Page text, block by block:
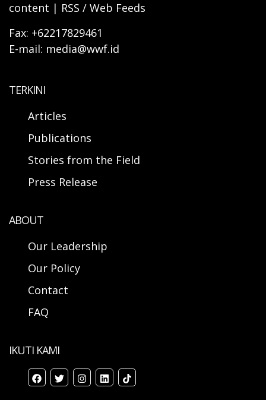
content | RSS / Web Feeds
Fax: +62217829461
E-mail: media@wwf.id
TERKINI
Articles
Publications
Stories from the Field
Press Release
ABOUT
Our Leadership
Our Policy
Contact
FAQ
IKUTI KAMI